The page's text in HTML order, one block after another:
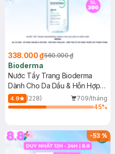
338.000 ₫560.000 ₫
Bioderma
Nước Tẩy Trang Bioderma
Dành Cho Da Dầu & Hỗn Hợp
500ml
4.9 (228)
709/tháng
45%
-53%